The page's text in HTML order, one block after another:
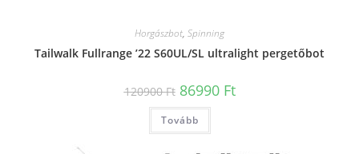
Horgászbot, Spinning
Tailwalk Fullrange ’22 S60UL/SL ultralight pergetőbot
120900Ft Original
price
was:
120900 Ft.
86990 FtCurrent
price
Tovább